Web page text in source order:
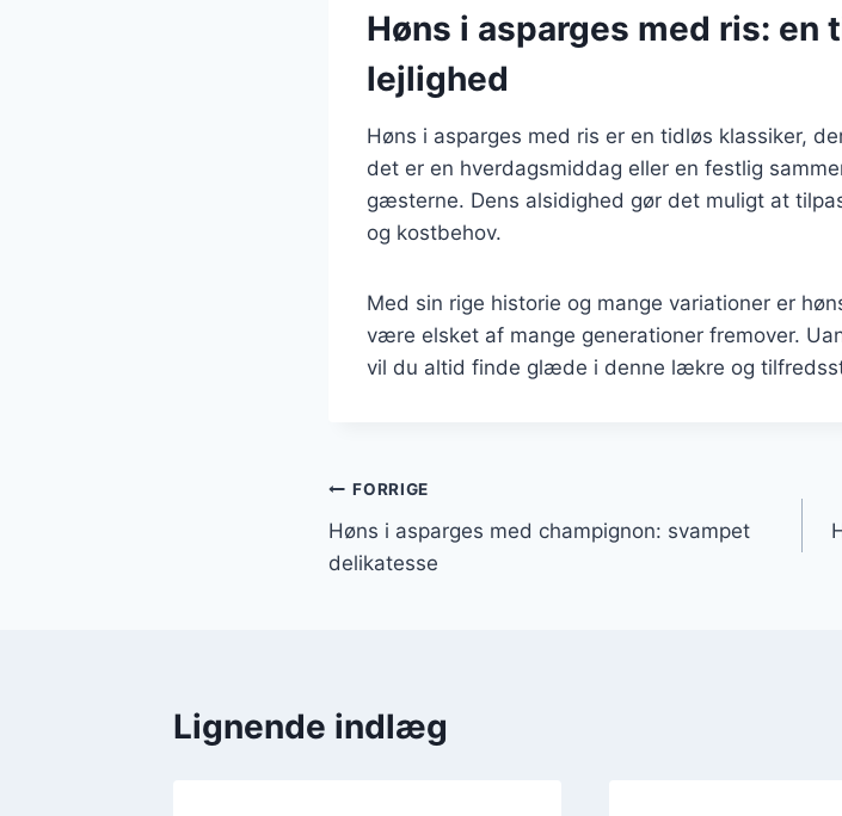
Høns i asparges med ris:
lejlighed
Høns i asparges med ris er en tidløs klassiker,
det er en hverdagsmiddag eller en festlig
gæsterne. Dens alsidighed gør det muligt at
og kostbehov.
Med sin rige historie og mange variationer er
være elsket af mange generationer fremover.
vil du altid finde glæde i denne lækre og
Indlægsnavigation
FORRIGE
Høns i asparges med champignon: svampet
delikatesse
Lignende indlæg